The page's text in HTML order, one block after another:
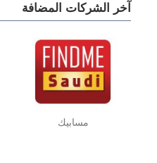
تخدم أي سيناريو تراسل
للاطلاع على كافة
www.plutosms.com/zagel
آخر الشركات المضافة
مسابيك